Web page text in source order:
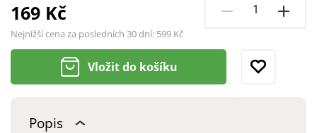
169 Kč
Nejnižší cena za posledních 30 dní: 599 Kč
Vložit do košíku
Popis